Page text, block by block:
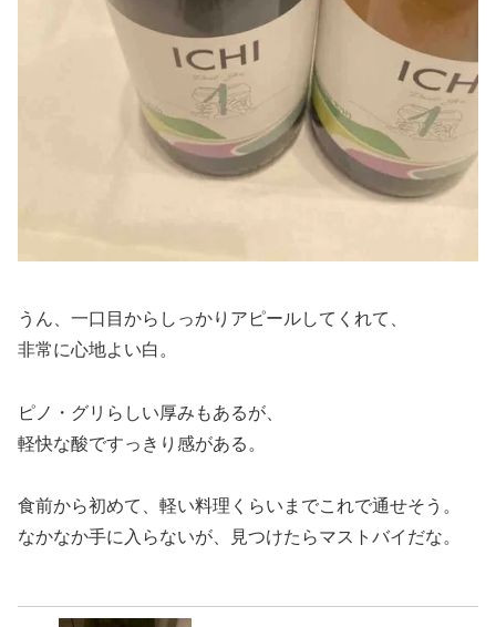
うん、一口目からしっかりアピールしてくれて、
非常に心地よい白。
ピノ・グリらしい厚みもあるが、
軽快な酸ですっきり感がある。
食前から初めて、軽い料理くらいまでこれで通せそう。
なかなか手に入らないが、見つけたらマストバイだな。